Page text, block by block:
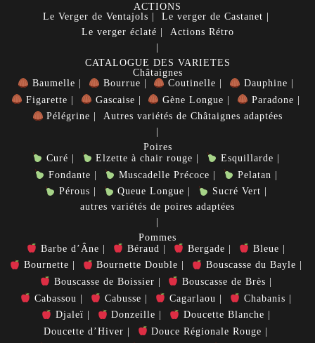
ACTIONS
Le Verger de Ventajols
Le verger de Castanet
Le verger éclaté
Actions Rétro
CATALOGUE DES VARIETES
Châtaignes
Baumelle
Bourrue Coutinelle
Dauphine
Figarette
Gascaise Gène Longue
Paradone
Pélégrine
Autres variétés de Châtaignes adaptées
Poires
Curé
Elzette à chair rouge
Esquillarde
Fondante
Muscadelle Précoce
Pelatan
Pérous
Queue Longue
Sucré Vert
autres variétés de poires adaptées
Pommes
Barbe d’Âne
Béraud Bergade
Bleue
Bournette
Bournette Double
Bouscasse du Bayle
Bouscasse de Boissier
Bouscasse de Brès
Cabassou
Cabusse Cagarlaou
Chabanis
Djaleï
Donzeille
Doucette Blanche
Doucette d’Hiver
Douce Régionale Rouge